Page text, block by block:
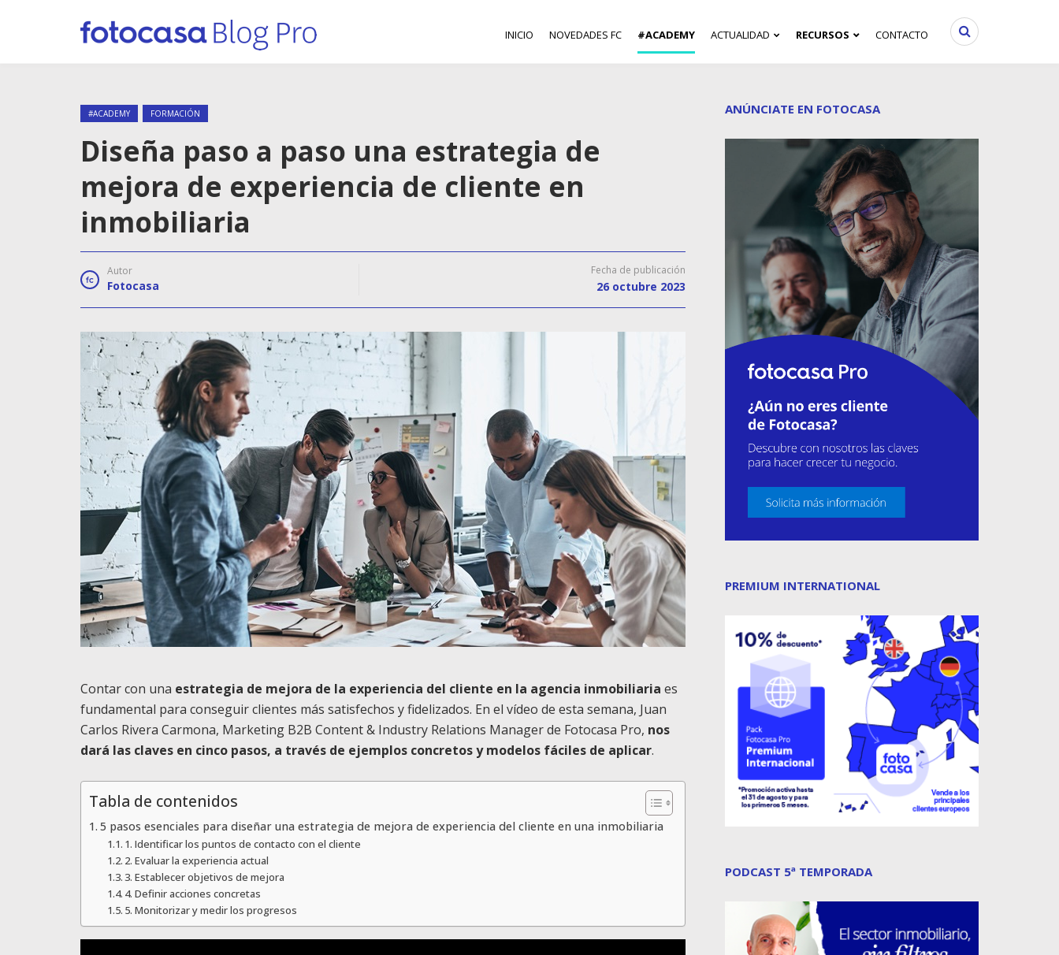
INICIO NOVEDADES FC #ACADEMY ACTUALIDAD RECURSOS CONTACTO
#ACADEMY FORMACIÓN
Diseña paso a paso una estrategia de
mejora de experiencia de cliente en
inmobiliaria
Autor
Fotocasa
Fecha de publicación
26 octubre 2023
Contar con una estrategia de mejora de la experiencia del cliente en la agencia inmobiliaria es
fundamental para conseguir clientes más satisfechos y fidelizados. En el vídeo de esta semana, Juan
Carlos Rivera Carmona, Marketing B2B Content & Industry Relations Manager de Fotocasa Pro, nos
dará las claves en cinco pasos, a través de ejemplos concretos y modelos fáciles de aplicar.
Tabla de contenidos
5 pasos esenciales para diseñar una estrategia de mejora de experiencia del cliente en una inmobiliaria
1. Identificar los puntos de contacto con el cliente
2. Evaluar la experiencia actual
3. Establecer objetivos de mejora
4. Definir acciones concretas
5. Monitorizar y medir los progresos
ANÚNCIATE EN FOTOCASA
PREMIUM INTERNATIONAL
PODCAST 5ª TEMPORADA